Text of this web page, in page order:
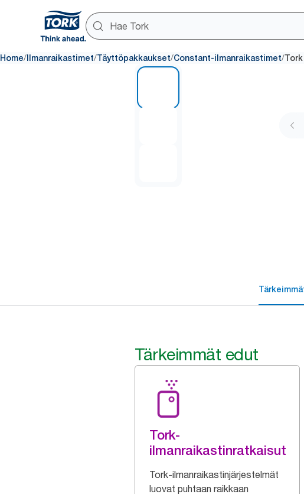
Home/ Ilmanraikastimet/Täyttöpakkaukset/Constant-ilmanraikastimet/
Tärkeimmät edut
Tork-
ilmanraikastinratkaisut
Tork-ilmanraikastinjärjestelmät
luovat puhtaan raikkaan